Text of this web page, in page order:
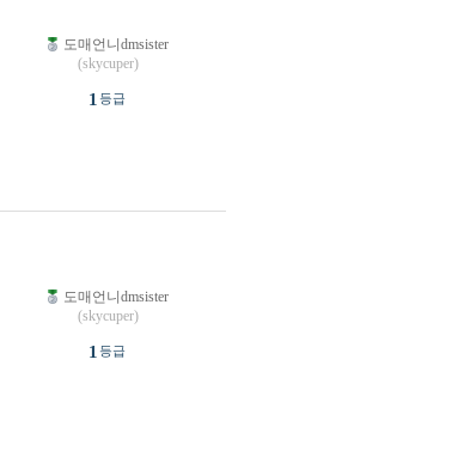
도매언니dmsister
(skycuper)
1 등급
도매언니dmsister
(skycuper)
1 등급